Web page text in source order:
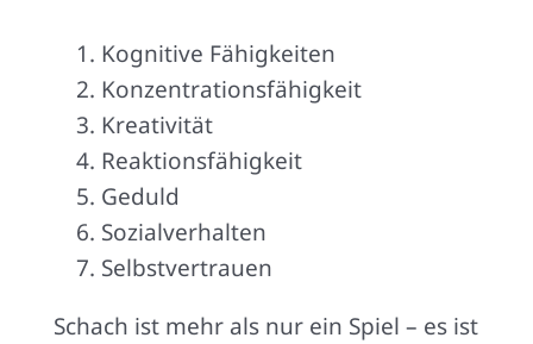
Kognitive Fähigkeiten
Konzentrationsfähigkeit
Kreativität
Reaktionsfähigkeit
Geduld
Sozialverhalten
Selbstvertrauen
Schach ist mehr als nur ein Spiel – es ist